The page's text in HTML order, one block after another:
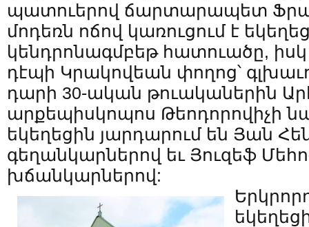
պատուերով ճարտարապետ
մոդեռն ոճով կառուցում է
կենդրոնագմբեթ հատուածը,
դէպի Կրակովեան փողոց՝
դարի 30-ական թուականերին
արքեպիսկոպոս Թեոդորովիչի
եկեղեցին յարդարում են Յան
գեղանկարներով եւ Յուզեֆ
խճանկարներով: